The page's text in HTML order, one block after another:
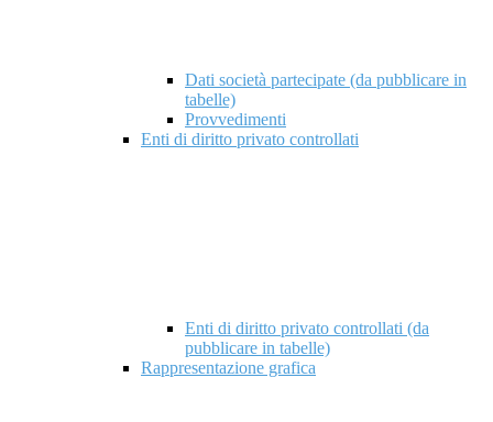
Dati società partecipate (da pubblicare in
tabelle)
Provvedimenti
Enti di diritto privato controllati
Enti di diritto privato controllati (da
pubblicare in tabelle)
Rappresentazione grafica